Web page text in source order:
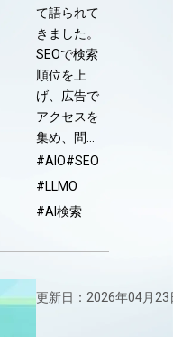
て語られて
きました。
SEOで検索
順位を上
げ、広告で
アクセスを
集め、問…
#AIO#SEO
#LLMO
#AI検索
更新日：2026年04月23